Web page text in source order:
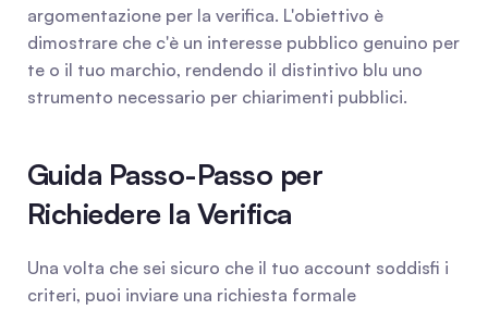
argomentazione per la verifica. L'obiettivo è
dimostrare che c'è un interesse pubblico genuino per
te o il tuo marchio, rendendo il distintivo blu uno
strumento necessario per chiarimenti pubblici.
Guida Passo-Passo per
Richiedere la Verifica
Una volta che sei sicuro che il tuo account soddisfi i
criteri, puoi inviare una richiesta formale